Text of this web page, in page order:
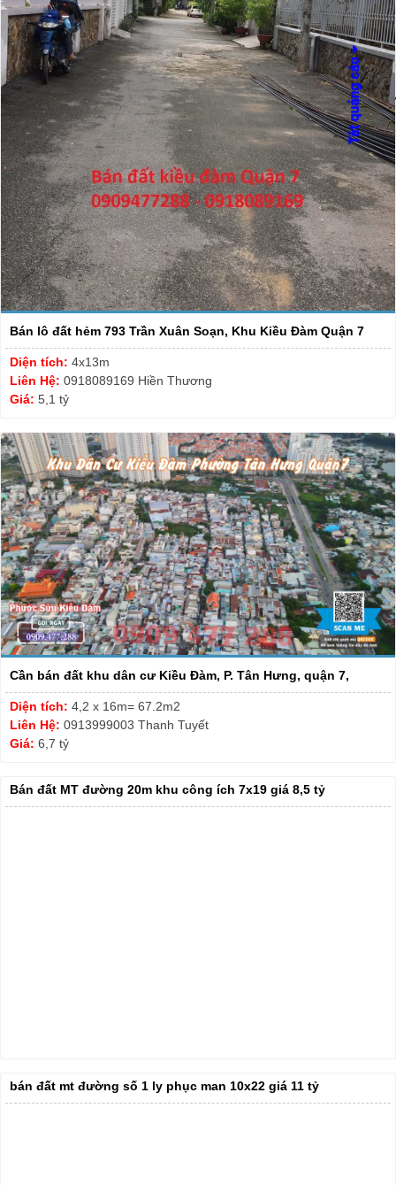
Bán lô đất hẻm 793 Trần Xuân Soạn, Khu Kiều Đàm Quận 7
Diện tích: 4x13m
Liên Hệ: 0918089169 Hiền Thương
Giá: 5,1 tỷ
Cần bán đất khu dân cư Kiều Đàm, P. Tân Hưng, quận 7,
Diện tích: 4,2 x 16m= 67.2m2
Liên Hệ: 0913999003 Thanh Tuyết
Giá: 6,7 tỷ
Bán đất MT đường 20m khu công ích 7x19 giá 8,5 tỷ
bán đất mt đường số 1 ly phục man 10x22 giá 11 tỷ